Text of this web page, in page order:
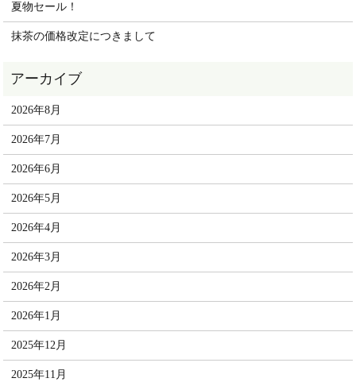
夏物セール！
抹茶の価格改定につきまして
2026年8月
2026年7月
2026年6月
2026年5月
2026年4月
2026年3月
2026年2月
2026年1月
2025年12月
2025年11月